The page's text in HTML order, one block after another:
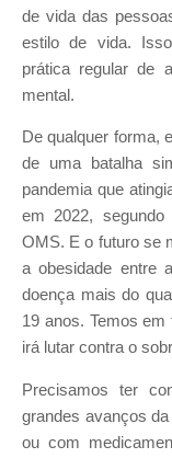
de vida das
estilo de vida.
prática regular de
mental.
De qualquer forma,
de uma batalha
pandemia que
em 2022,
OMS. E o futuro se
a obesidade entre
doença mais do
19 anos. Temos
irá lutar contra o
Precisamos ter
grandes avanços
ou com